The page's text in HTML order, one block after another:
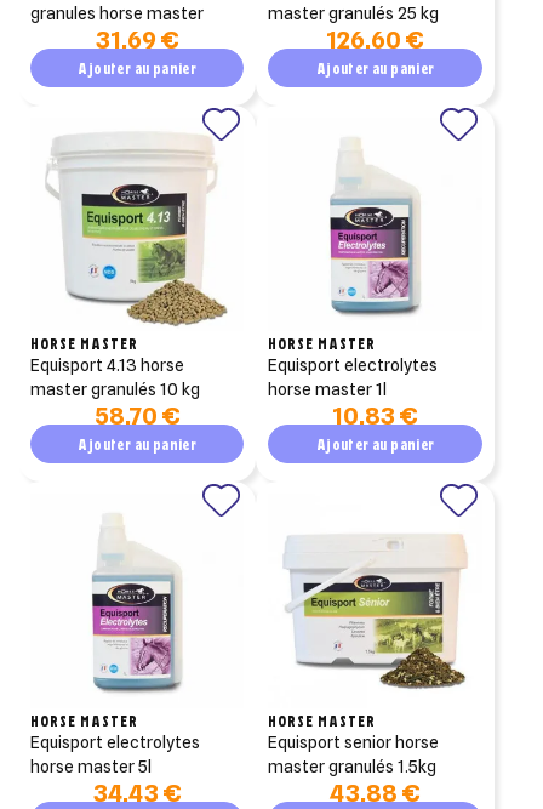
granules horse master
31,69 €
Ajouter au panier
master granulés 25 kg
126,60 €
Ajouter au panier
HORSE MASTER
equisport 4.13 horse
master granulés 10 kg
58,70 €
Ajouter au panier
HORSE MASTER
equisport electrolytes
horse master 1l
10,83 €
Ajouter au panier
HORSE MASTER
equisport electrolytes
horse master 5l
34,43 €
HORSE MASTER
equisport senior horse
master granulés 1.5kg
43,88 €